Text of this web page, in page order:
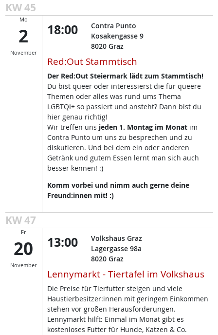
KW 45
Mo
2
November
18:00
Contra Punto
Kosakengasse 9
8020 Graz
Red:Out Stammtisch
Der Red:Out Steiermark lädt zum Stammtisch!
Du bist queer oder interessierst die für queere
Themen oder alles was rund ums Thema
LGBTQI+ so passiert und ansteht? Dann bist du
hier genau richtig!
Wir treffen uns jeden 1. Montag im Monatim
Contra Punto um uns zu besprechen und zu
diskutieren. Und bei dem ein oder anderen
Getränk und gutem Essen lernt man sich auch
besser kennen! :)
Komm vorbei und nimm auch gerne deine
Freund:innen mit! :)
KW 47
Fr
20
November
13:00
Volkshaus Graz
Lagergasse 98a
8020 Graz
Lennymarkt - Tiertafel im Volkshaus
Die Preise für Tierfutter steigen und viele
Haustierbesitzer:innen mit geringem Einkommen
stehen vor großen Herausforderungen.
Lennymarkt hilft: Einmal im Monat gibt es
kostenloses Futter für Hunde, Katzen & Co.